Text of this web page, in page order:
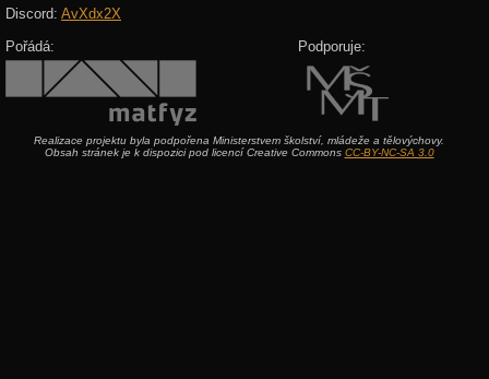
Discord: AvXdx2X
Pořádá: Podporuje:
Realizace projektu byla podpořena Ministerstvem školství, mládeže a tělovýchovy.
Obsah stránek je k dispozici pod licencí Creative Commons CC-BY-NC-SA 3.0